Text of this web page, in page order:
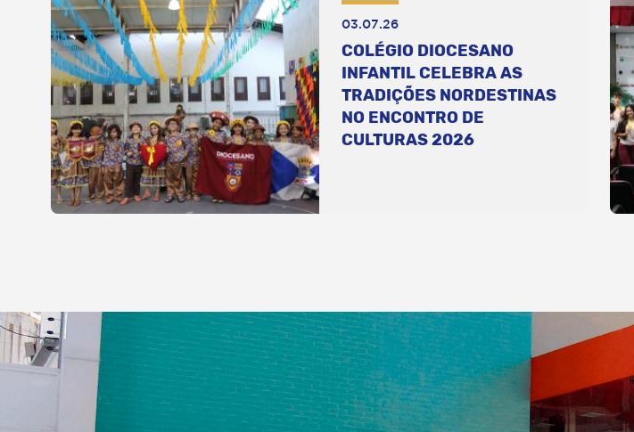
03.07.26
COLÉGIO DIOCESANO
INFANTIL CELEBRA AS
TRADIÇÕES NORDESTINAS
NO ENCONTRO DE
CULTURAS 2026